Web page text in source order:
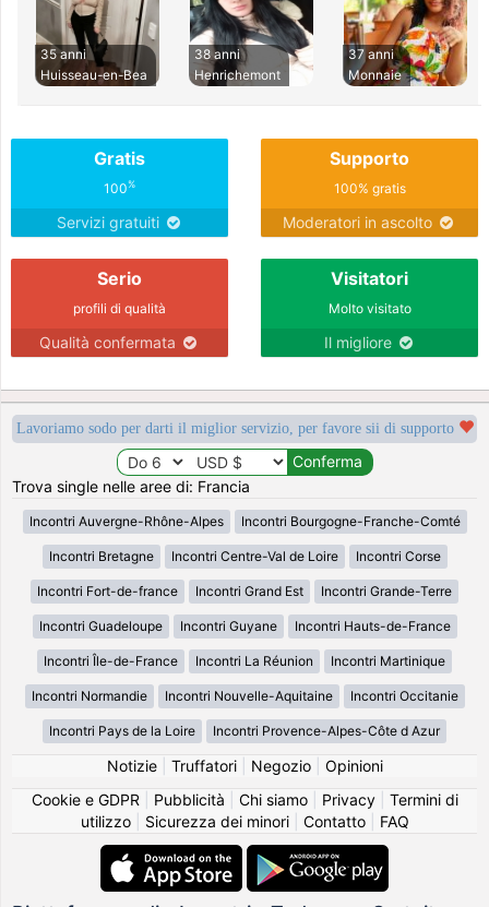
35 anni
Huisseau-en-Bea
38 anni
Henrichemont
37 anni
Monnaie
Gratis
100%
Servizi gratuiti
Supporto
100% gratis
Moderatori in ascolto
Serio
profili di qualità
Qualità confermata
Visitatori
Molto visitato
Il migliore
Lavoriamo sodo per darti il miglior servizio, per favore sii di supporto
Trova single nelle aree di: Francia
Incontri Auvergne-Rhône-Alpes Incontri Bourgogne-Franche-Comté
Incontri Bretagne Incontri Centre-Val de Loire Incontri Corse
Incontri Fort-de-france Incontri Grand Est Incontri Grande-Terre
Incontri Guadeloupe Incontri Guyane Incontri Hauts-de-France
Incontri Île-de-France Incontri La Réunion Incontri Martinique
Incontri Normandie Incontri Nouvelle-Aquitaine Incontri Occitanie
Incontri Pays de la Loire Incontri Provence-Alpes-Côte d Azur
Notizie| Truffatori| Negozio| Opinioni
Cookie e GDPR
Pubblicità Chi siamo| Privacy| Termini di
utilizzo| Sicurezza dei minori| Contatto| FAQ